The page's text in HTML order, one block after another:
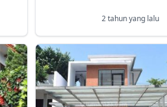
2 tahun yang lalu